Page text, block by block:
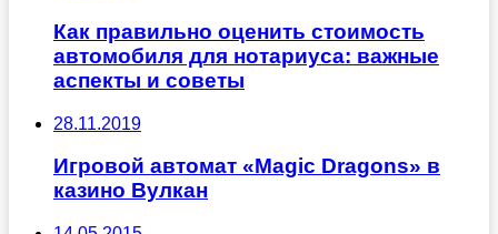
Как правильно оценить стоимость
автомобиля для нотариуса: важные
аспекты и советы
28.11.2019
Игровой автомат «Magic Dragons» в
казино Вулкан